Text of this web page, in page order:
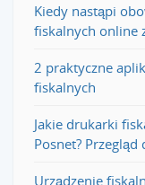
Kiedy nastąpi
fiskalnych online
2 praktyczne
fiskalnych
Jakie drukarki
Posnet?
Urządzenie